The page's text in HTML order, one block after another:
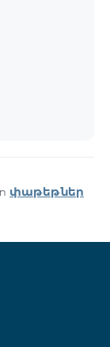
փաթեթներ